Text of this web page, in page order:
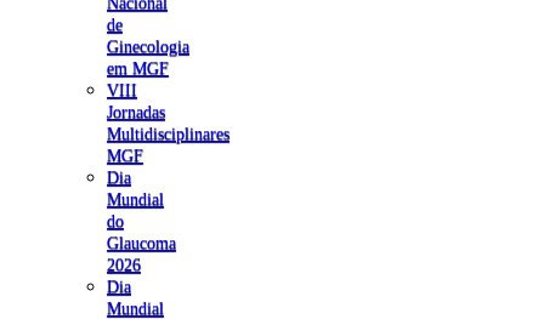
de
Ginecologia
em MGF
VIII
Jornadas
Multidisciplinares
MGF
Dia
Mundial
do
Glaucoma
2026
Dia
Mundial